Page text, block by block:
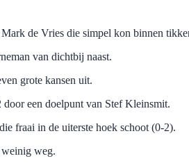
de Vries die simpel kon binnen
van dichtbij naast.
grote kansen uit.
door een doelpunt van Stef Kleinsmit.
fraai in de uiterste hoek schoot (0-2).
weinig weg.